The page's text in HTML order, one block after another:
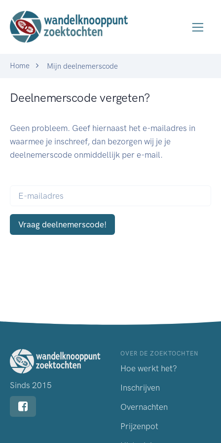
Home Mijn deelnemerscode
Deelnemerscode vergeten?
Geen probleem. Geef hiernaast het e-mailadres in
waarmee je inschreef, dan bezorgen wij je je
deelnemerscode onmiddellijk per e-mail.
Vraag deelnemerscode!
Sinds 2015
OVER DE ZOEKTOCHTEN
Hoe werkt het?
Inschrijven
Overnachten
Prijzenpot